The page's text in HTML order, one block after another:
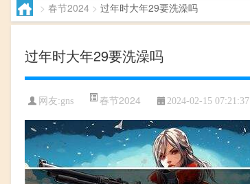
> 春节2024 > 过年时大年29要洗澡吗
过年时大年29要洗澡吗
网友:gns 春节2024 2024-02-15 07:21:37